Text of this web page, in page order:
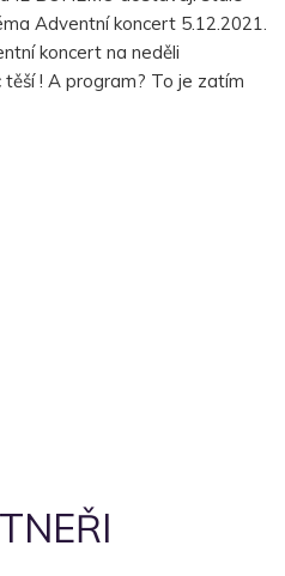
Adventní koncert 5.12.2021.
koncert na neděli
těší ! A program? To je zatím